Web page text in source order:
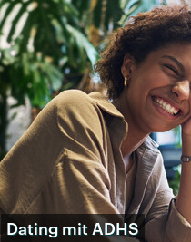
Dating mit ADHS